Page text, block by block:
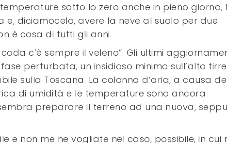
sotto lo zero anche in pieno giorno,
diciamocelo, avere la neve al suolo per due
è cosa di tutti gli anni.
c’è sempre il veleno”. Gli ultimi
perturbata, un insidioso minimo sull’alto
sulla Toscana. La colonna d’aria, a causa
di umidità e le temperature sono ancora
preparare il terreno ad una nuova,
e non me ne vogliate nel caso, possibile, in cui